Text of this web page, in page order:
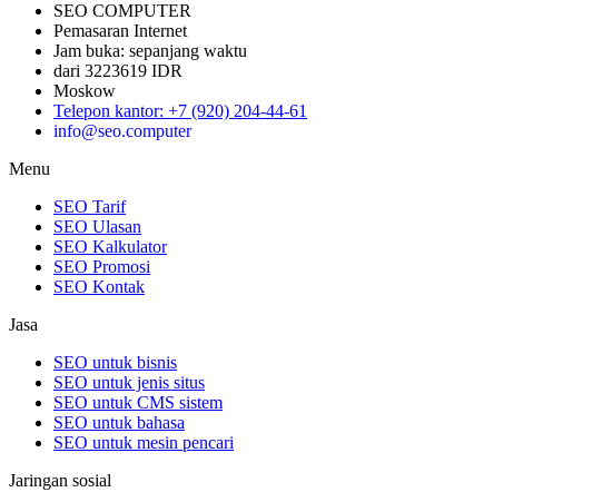
SEO COMPUTER
Pemasaran Internet
Jam buka: sepanjang waktu
dari 3223619 IDR
Moskow
Telepon kantor: +7 (920) 204-44-61
info@seo.computer
Menu
SEO Tarif
SEO Ulasan
SEO Kalkulator
SEO Promosi
SEO Kontak
Jasa
SEO untuk bisnis
SEO untuk jenis situs
SEO untuk CMS sistem
SEO untuk bahasa
SEO untuk mesin pencari
Jaringan sosial